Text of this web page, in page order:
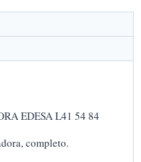
EDESA L41 54 84
completo.